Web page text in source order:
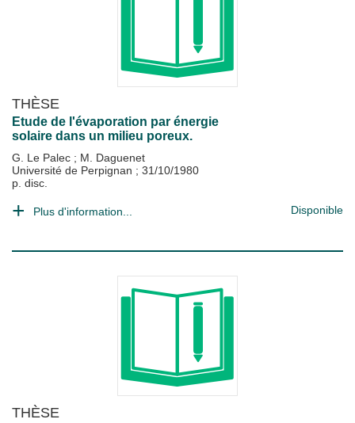
THÈSE
Etude de l'évaporation par énergie
solaire dans un milieu poreux.
G. Le Palec ; M. Daguenet
Université de Perpignan ; 31/10/1980
p. disc.
Plus d'information... Disponible
THÈSE